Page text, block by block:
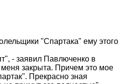
"Спартака" ему этого
- заявил Павлюченко в
меня закрыта. Причем это мое
Прекрасно зная